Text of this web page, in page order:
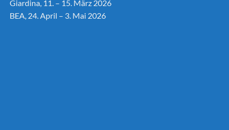
Giardina, 11. – 15. März 2026
BEA, 24. April – 3. Mai 2026